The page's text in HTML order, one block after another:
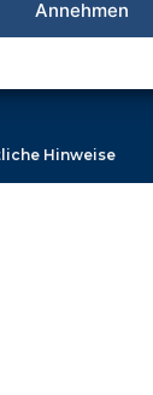
Annehmen
Hinweise